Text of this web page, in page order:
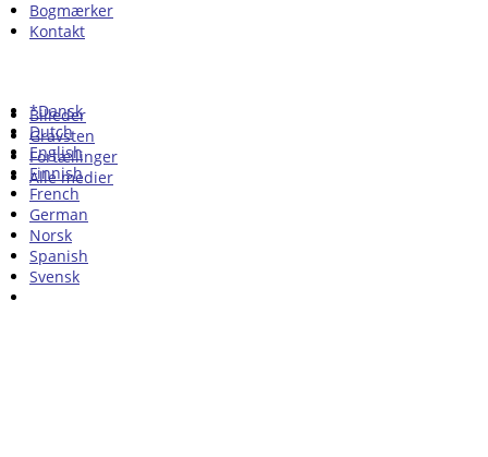
Billeder
Gravsten
Fortællinger
Alle medier
Bogmærker
Kontakt
*Dansk
Dutch
English
Finnish
French
German
Norsk
Spanish
Svensk